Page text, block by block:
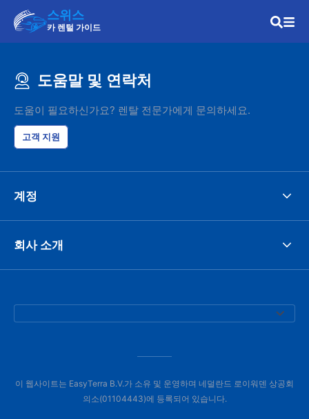
스위스
카 렌털 가이드
도움말 및 연락처
도움이 필요하신가요? 렌탈 전문가에게 문의하세요.
고객 지원
계정
회사 소개
이 웹사이트는 EasyTerra B.V.가 소유 및 운영하며 네덜란드 로이워덴 상공회
의소(01104443)에 등록되어 있습니다.